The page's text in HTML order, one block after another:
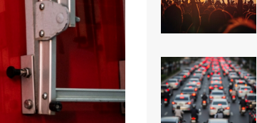
Fryzjer
Poczta